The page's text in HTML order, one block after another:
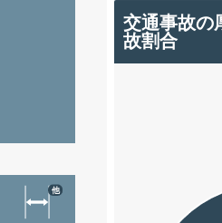
他
交通事故の
故割合